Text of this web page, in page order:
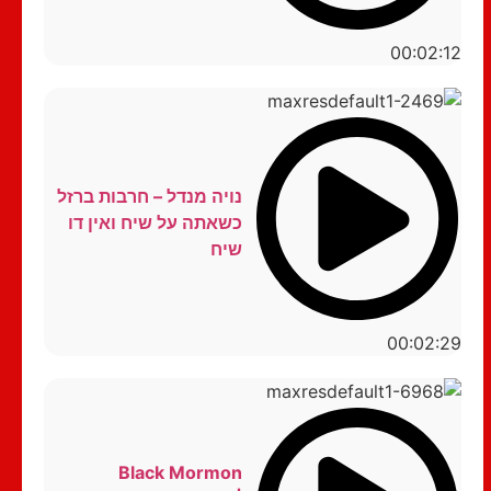
00:02:12
00:02:29
נויה מנדל – חרבות ברזל
כשאתה על שיח ואין דו
שיח
Black Mormon